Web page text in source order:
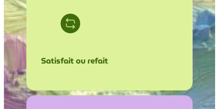
Satisfait ou refait